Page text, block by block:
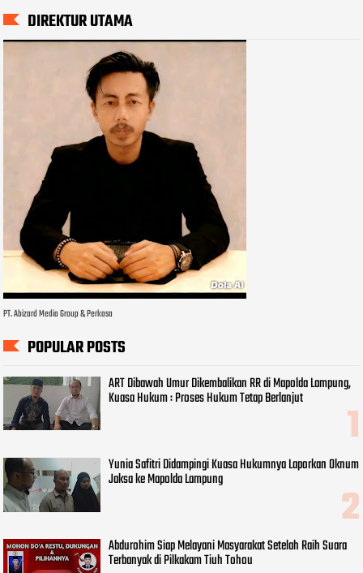
DIREKTUR UTAMA
PT. Abizard Media Group & Perkasa
POPULAR POSTS
ART Dibawah Umur Dikembalikan RR di Mapolda Lampung,
Kuasa Hukum : Proses Hukum Tetap Berlanjut
Yunia Safitri Didampingi Kuasa Hukumnya Laporkan Oknum
Jaksa ke Mapolda Lampung
Abdurohim Siap Melayani Masyarakat Setelah Raih Suara
Terbanyak di Pilkakam Tiuh Tohou